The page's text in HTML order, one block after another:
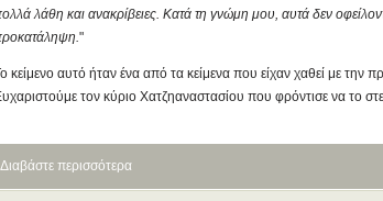
λάθη και ανακρίβειες. Κατά τη γνώμη μου, αυτά δεν
"
κείμενο αυτό ήταν ένα από τα κείμενα που είχαν χαθεί με
τον κύριο Χατζηαναστασίου που φρόντισε να το
Διαβάστε περισσότερα